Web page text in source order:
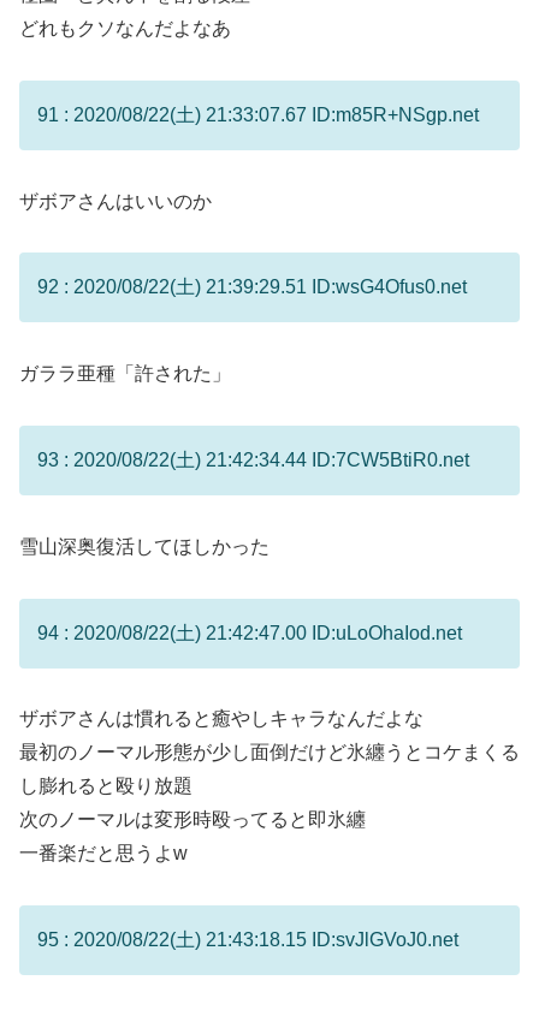
どれもクソなんだよなあ
91 : 2020/08/22(土) 21:33:07.67 ID:m85R+NSgp.net
ザボアさんはいいのか
92 : 2020/08/22(土) 21:39:29.51 ID:wsG4Ofus0.net
ガララ亜種「許された」
93 : 2020/08/22(土) 21:42:34.44 ID:7CW5BtiR0.net
雪山深奥復活してほしかった
94 : 2020/08/22(土) 21:42:47.00 ID:uLoOhaIod.net
ザボアさんは慣れると癒やしキャラなんだよな
最初のノーマル形態が少し面倒だけど氷纏うとコケまくる
し膨れると殴り放題
次のノーマルは変形時殴ってると即氷纏
一番楽だと思うよw
95 : 2020/08/22(土) 21:43:18.15 ID:svJlGVoJ0.net